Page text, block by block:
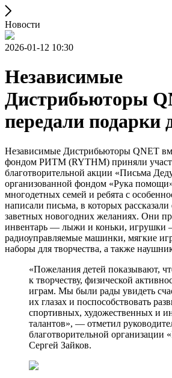
Новости
2026-01-12 10:30
Независимые
Дистрибьюторы
передали подарки
Независимые Дистрибьюторы QNET
фондом РИТМ (RYTHM) приняли
благотворительной акции «Письма
организованной фондом «Рука
многодетных семей и ребята с
написали письма, в которых
заветных новогодних желаниях. Они
инвентарь — лыжи и коньки, игрушки
радиоуправляемые машинки, мягкие
наборы для творчества, а также
«Пожелания детей показывают,
к творчеству, физической
играм. Мы были рады увидеть
их глазах и поспособствовать
спортивных, художественных и
талантов», — отметил
благотворительной организации
Сергей Зайков.